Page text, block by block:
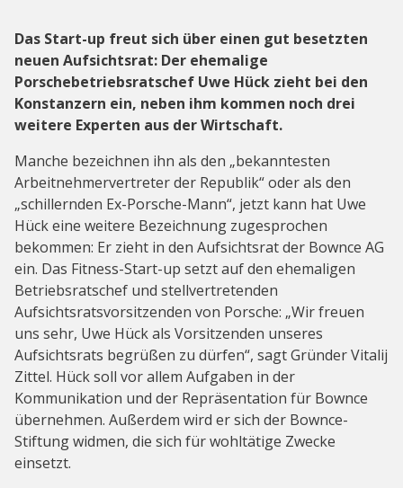
Das Start-up freut sich über einen gut besetzten
neuen Aufsichtsrat: Der ehemalige
Porschebetriebsratschef Uwe Hück zieht bei den
Konstanzern ein, neben ihm kommen noch drei
weitere Experten aus der Wirtschaft.
Manche bezeichnen ihn als den „bekanntesten
Arbeitnehmervertreter der Republik“ oder als den
„schillernden Ex-Porsche-Mann“, jetzt kann hat Uwe
Hück eine weitere Bezeichnung zugesprochen
bekommen: Er zieht in den Aufsichtsrat der Bownce AG
ein. Das Fitness-Start-up setzt auf den ehemaligen
Betriebsratschef und stellvertretenden
Aufsichtsratsvorsitzenden von Porsche: „Wir freuen
uns sehr, Uwe Hück als Vorsitzenden unseres
Aufsichtsrats begrüßen zu dürfen“, sagt Gründer Vitalij
Zittel. Hück soll vor allem Aufgaben in der
Kommunikation und der Repräsentation für Bownce
übernehmen. Außerdem wird er sich der Bownce-
Stiftung widmen, die sich für wohltätige Zwecke
einsetzt.